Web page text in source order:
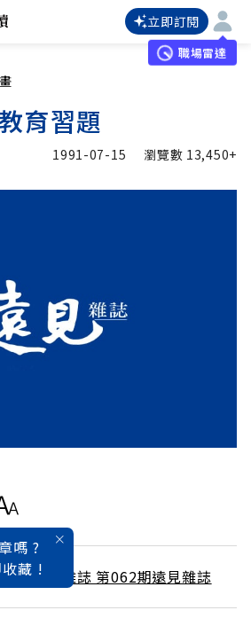
立即訂閱
職場雷達
育習題
1991-07-15 瀏覽數 13,450+
嗎 ?
藏 !
/ 8月號雜誌 第062期遠見雜誌